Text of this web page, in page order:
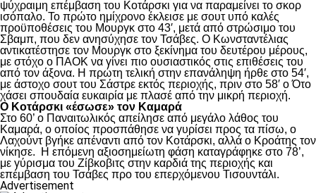
ψύχραιμη επέμβαση του Κοτάρσκι για να παραμείνει το σκορ
ισόπαλο. Το πρώτο ημίχρονο έκλεισε με σουτ υπό καλές
προϋποθέσεις του Μουργκ στο 43′, μετά από στρώσιμο του
Σβαμπ, που δεν ανησύχησε τον Τσάβες. Ο Κωνσταντέλιας
αντικατέστησε τον Μουργκ στο ξεκίνημα του δευτέρου μέρους,
με στόχο ο ΠΑΟΚ να γίνει πιο ουσιαστικός στις επιθέσεις του
από τον άξονα. Η πρώτη τελική στην επανάληψη ήρθε στο 54′,
με άστοχο σουτ του Σάστρε εκτός περιοχής, πριν στο 58′ ο Ότο
χάσει σπουδαία ευκαιρία με πλασέ από την μικρή περιοχή.
Ο Κοτάρσκι «έσωσε» τον Καμαρά
Στο 60’ ο Παναιτωλικός απείλησε από μεγάλο λάθος του
Καμαρά, ο οποίος προσπάθησε να γυρίσει προς τα πίσω, ο
Λαχούντ βγήκε απέναντι από τον Κοτάρσκι, αλλά ο Κροάτης τον
νίκησε. Η επόμενη αξιοσημείωτη φάση καταγράφηκε στο 78’,
με γύρισμα του Ζίβκοβιτς στην καρδιά της περιοχής και
επέμβαση του Τσάβες προ του επερχόμενου Τισουντάλι.
Advertisement